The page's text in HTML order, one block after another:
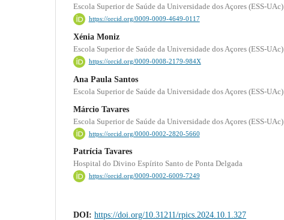
Escola Superior de Saúde da Universidade dos Açores (ESS-UAc)
https://orcid.org/0009-0009-4649-0117
Xénia Moniz
Escola Superior de Saúde da Universidade dos Açores (ESS-UAc)
https://orcid.org/0009-0008-2179-984X
Ana Paula Santos
Escola Superior de Saúde da Universidade dos Açores (ESS-UAc)
Márcio Tavares
Escola Superior de Saúde da Universidade dos Açores (ESS-UAc)
https://orcid.org/0000-0002-2820-5660
Patrícia Tavares
Hospital do Divino Espírito Santo de Ponta Delgada
https://orcid.org/0009-0002-6009-7249
DOI: https://doi.org/10.31211/rpics.2024.10.1.327